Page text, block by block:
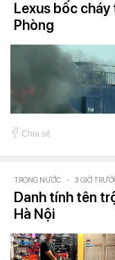
Lexus bốc
Phòng
Chia sẻ
TRONG NƯỚC - 3 GIỜ
Danh tính tên
Hà Nội